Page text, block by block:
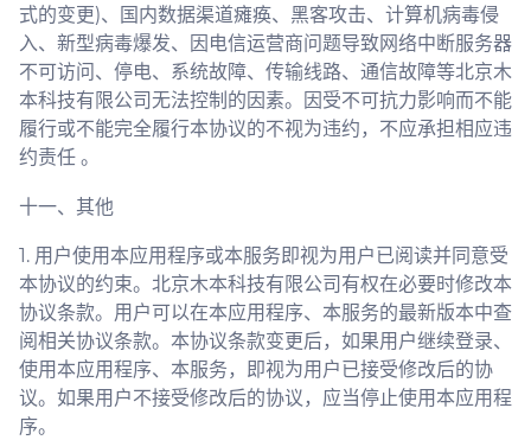
式的变更)、国内数据渠道瘫痪、黑客攻击、计算机病毒侵
入、新型病毒爆发、因电信运营商问题导致网络中断服务器
不可访问、停电、系统故障、传输线路、通信故障等北京木
本科技有限公司无法控制的因素。因受不可抗力影响而不能
履行或不能完全履行本协议的不视为违约，不应承担相应违
约责任 。
十一、其他
1. 用户使用本应用程序或本服务即视为用户已阅读并同意受
本协议的约束。北京木本科技有限公司有权在必要时修改本
协议条款。用户可以在本应用程序、本服务的最新版本中查
阅相关协议条款。本协议条款变更后，如果用户继续登录、
使用本应用程序、本服务，即视为用户已接受修改后的协
议。如果用户不接受修改后的协议，应当停止使用本应用程
序。